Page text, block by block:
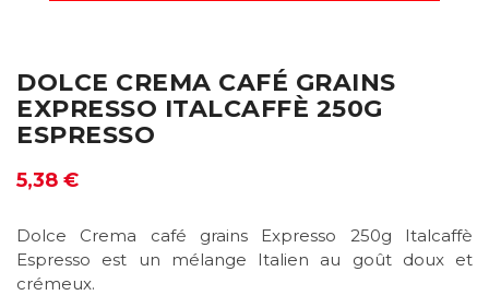
DOLCE CREMA CAFÉ GRAINS
EXPRESSO ITALCAFFÈ 250G
ESPRESSO
5,38 €
Dolce Crema café grains Expresso 250g Italcaffè
Espresso est un mélange Italien au goût doux et
crémeux.